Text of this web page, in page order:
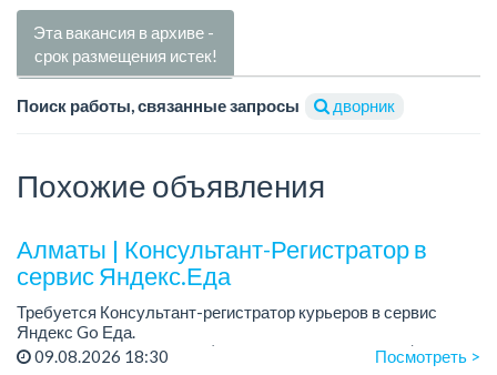
Эта вакансия в архиве -
срок размещения истек!
Поиск работы, связанные запросы дворник
Похожие объявления
Алматы | Консультант-Регистратор в
сервис Яндекс.Еда
Требуется Консультант-регистратор курьеров в сервис
Яндекс Go Еда.
Условия: работа в офисе (Абылай хана - Макатаева).
09.08.2026 18:30 Посмотреть >